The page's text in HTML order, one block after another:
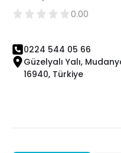
0.00
0224 544 05 66
Güzelyalı Yalı,
16940, Türkiye